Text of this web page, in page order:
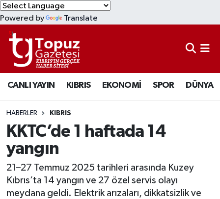
Powered by Translate
CANLI YAYIN KIBRIS EKONOMİ SPOR DÜNYA
HABERLER KIBRIS
KKTC’de 1 haftada 14
yangın
21–27 Temmuz 2025 tarihleri arasında Kuzey
Kıbrıs’ta 14 yangın ve 27 özel servis olayı
meydana geldi. Elektrik arızaları, dikkatsizlik ve
KIBRIS
DÜNYA
EKONOMİ
MAGAZİN
SAĞLIK
SPOR
TEKNOLOJİ
Lefkoşa Nöbetçi Eczaneler
Lefkoşa Hava Durumu
Lefkoşa Trafik Yoğunluk Haritası
Süper Lig Puan Durumu ve Fikstür
Tüm Manşetler
Son Dakika Haberleri
Haber Arşivi